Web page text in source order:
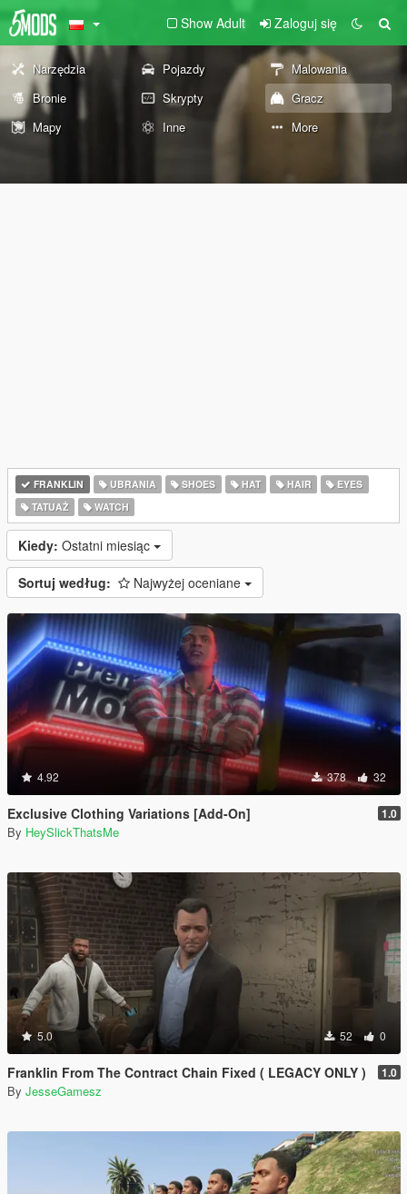
Show Adult Zaloguj się
Narzędzia Pojazdy
Malowania
Bronie
Skrypty
Gracz
Mapy
Inne More
FRANKLIN UBRANIA SHOES HAT HAIR
EYES
TATUAŻ
WATCH
Kiedy: Ostatni miesiąc
Sortuj według: Najwyżej oceniane
4.92 378 32
Exclusive Clothing Variations [Add-On] 1.0
By HeySlickThatsMe
5.0 52 0
Franklin From The Contract Chain Fixed ( LEGACY ONLY ) 1.0
By JesseGamesz